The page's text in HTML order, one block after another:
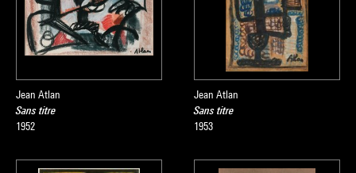
Jean Atlan
Sans titre
1952
Jean Atlan
Sans titre
1953